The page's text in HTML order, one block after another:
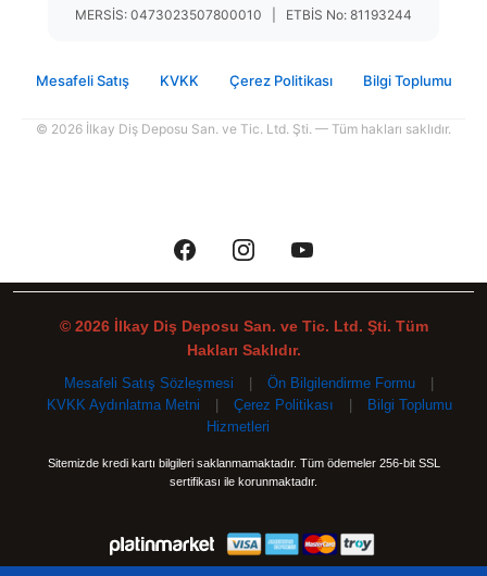
MERSİS: 0473023507800010 | ETBİS No: 81193244
Mesafeli Satış KVKK Çerez Politikası Bilgi Toplumu
© 2026 İlkay Diş Deposu San. ve Tic. Ltd. Şti. — Tüm hakları saklıdır.
© 2026 İlkay Diş Deposu San. ve Tic. Ltd. Şti. Tüm
Hakları Saklıdır.
Mesafeli Satış Sözleşmesi Ön Bilgilendirme Formu
KVKK Aydınlatma Metni
Çerez Politikası
Bilgi Toplumu
Hizmetleri
Sitemizde kredi kartı bilgileri saklanmamaktadır. Tüm ödemeler 256-bit SSL
sertifikası ile korunmaktadır.